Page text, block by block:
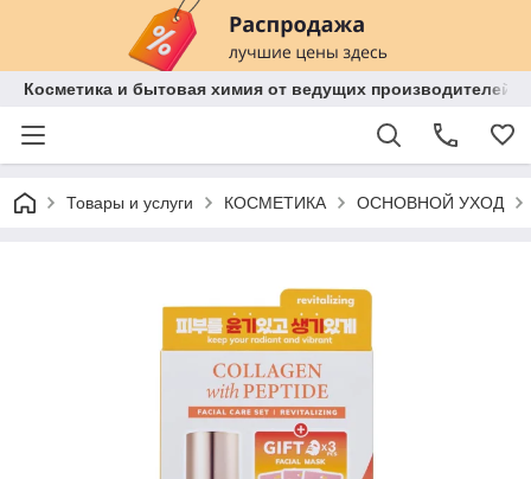
Косметика и бытовая химия от ведущих производителей
Товары и услуги КОСМЕТИКА ОСНОВНОЙ УХОД